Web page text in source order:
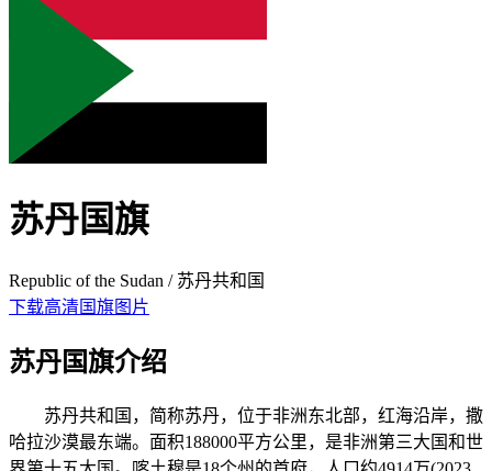
苏丹国旗
Republic of the Sudan / 苏丹共和国
下载高清国旗图片
苏丹国旗介绍
苏丹共和国，简称苏丹，位于非洲东北部，红海沿岸，撒
哈拉沙漠最东端。面积188000平方公里，是非洲第三大国和世